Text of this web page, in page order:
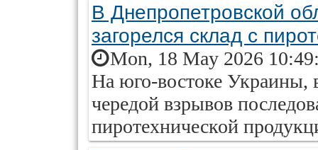
В Днепропетровской
загорелся склад с
Mon, 18 May 2026
На юго-востоке Украины,
чередой взрывов
пиротехнической